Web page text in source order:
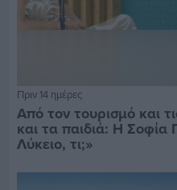
Πριν 14 ημέρες
Από τον τουρισμό και
και τα παιδιά: Η Σοφία
Λύκειο, τι;»